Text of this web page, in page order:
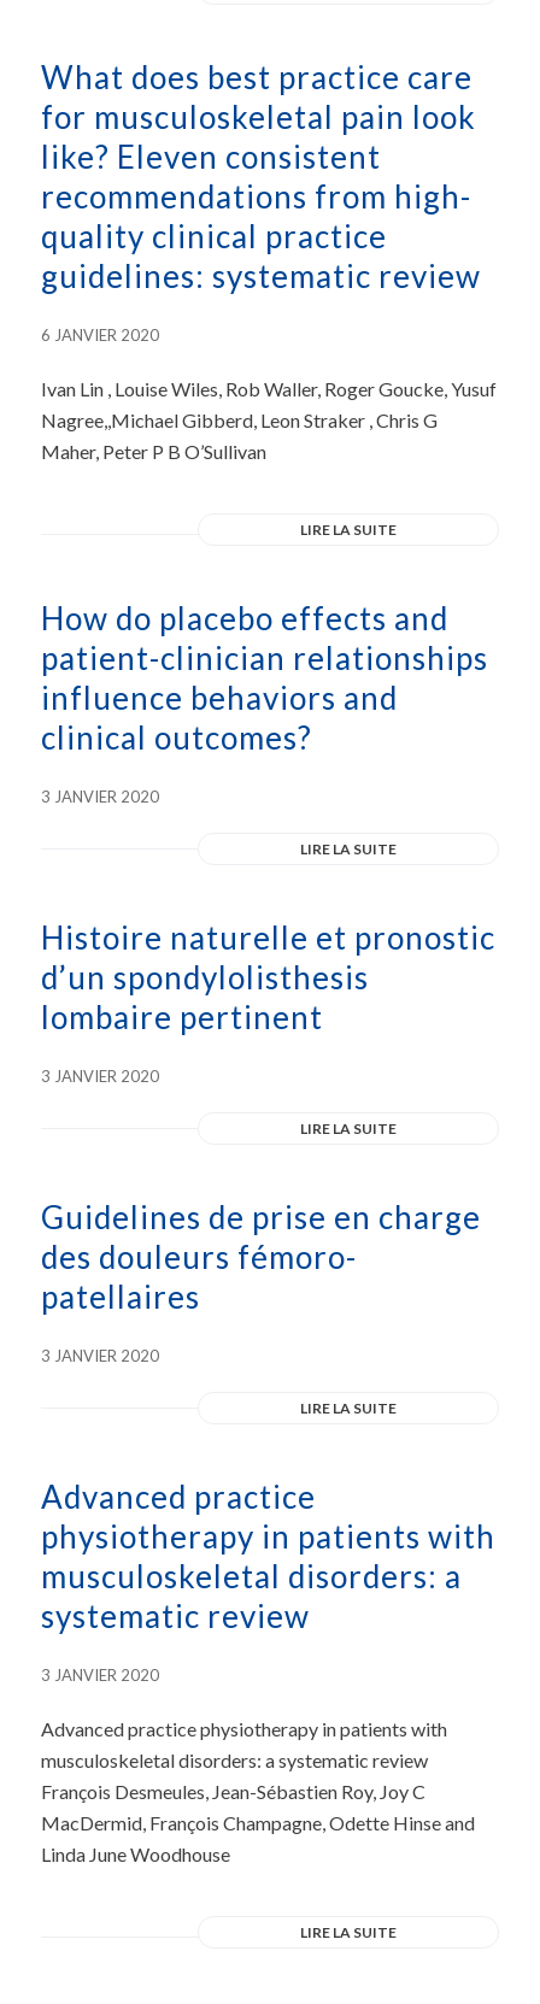
What does best practice care
for musculoskeletal pain look
like? Eleven consistent
recommendations from high-
quality clinical practice
guidelines: systematic review
6 JANVIER 2020
Ivan Lin , Louise Wiles, Rob Waller, Roger Goucke, Yusuf
Nagree,,Michael Gibberd, Leon Straker , Chris G
Maher, Peter P B O’Sullivan
LIRE LA SUITE
How do placebo effects and
patient-clinician relationships
influence behaviors and
clinical outcomes?
3 JANVIER 2020
LIRE LA SUITE
Histoire naturelle et pronostic
d’un spondylolisthesis
lombaire pertinent
3 JANVIER 2020
LIRE LA SUITE
Guidelines de prise en charge
des douleurs fémoro-
patellaires
3 JANVIER 2020
LIRE LA SUITE
Advanced practice
physiotherapy in patients with
musculoskeletal disorders: a
systematic review
3 JANVIER 2020
Advanced practice physiotherapy in patients with
musculoskeletal disorders: a systematic review
François Desmeules, Jean-Sébastien Roy, Joy C
MacDermid, François Champagne, Odette Hinse and
Linda June Woodhouse
LIRE LA SUITE